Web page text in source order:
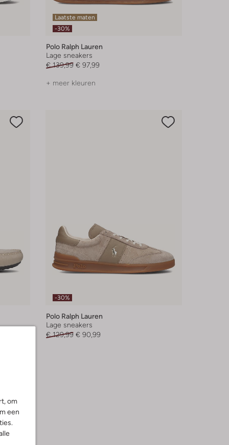
om
een
Laatste maten
-30%
Polo Ralph Lauren
Lage sneakers
€ 139,99 € 97,99
+ meer kleuren
-30%
Polo Ralph Lauren
Lage sneakers
€ 129,99 € 90,99